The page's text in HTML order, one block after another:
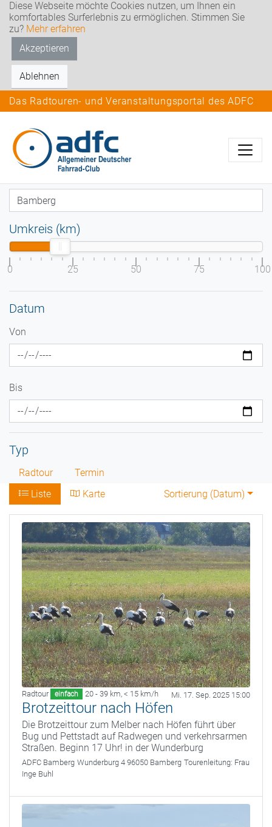
Diese Webseite möchte Cookies nutzen, um Ihnen ein
komfortables Surferlebnis zu ermöglichen. Stimmen Sie
zu? Mehr erfahren
Akzeptieren
Ablehnen
Das Radtouren- und Veranstaltungsportal des ADFC
Umkreis (km)
0 25 50 75 100
Datum
Von
Bis
Typ
Radtour
Termin
Liste
Karte Sortierung (Datum)
Radtour einfach 20 - 39 km, < 15 km/h Mi. 17. Sep. 2025 15:00
Brotzeittour nach Höfen
Die Brotzeittour zum Melber nach Höfen führt über
Bug und Pettstadt auf Radwegen und verkehrsarmen
Straßen. Beginn 17 Uhr! in der Wunderburg
ADFC Bamberg Wunderburg 4 96050 Bamberg Tourenleitung: Frau
Inge Buhl